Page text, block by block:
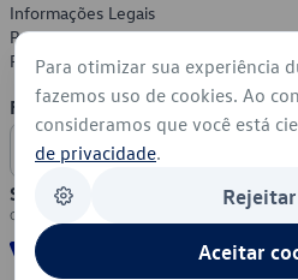
Informações Legais
Política de Privacidade
Política de Cookies
Formas de Pagamento
Segurança
Para otimizar sua experiência
fazemos uso de cookies. Ao
consideramos que você está
de privacidade.
Aceitar